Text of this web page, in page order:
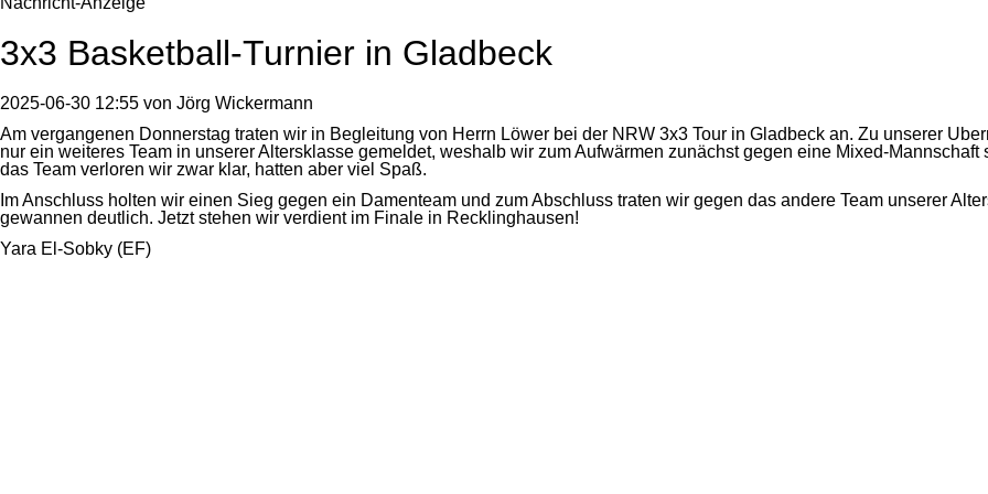
3x3 Basketball-Turnier in Gladbeck
2025-06-30 12:55 von Jörg Wickermann
Am vergangenen Donnerstag traten wir in Begleitung von Herrn Löwer bei der NRW 3x3 Tour in Gladbeck an. Zu unserer
nur ein weiteres Team in unserer Altersklasse gemeldet, weshalb wir zum Aufwärmen zunächst gegen eine Mixed-Mannschaft
das Team verloren wir zwar klar, hatten aber viel Spaß.
Im Anschluss holten wir einen Sieg gegen ein Damenteam und zum Abschluss traten wir gegen das andere Team unserer
gewannen deutlich. Jetzt stehen wir verdient im Finale in Recklinghausen!
Yara El-Sobky (EF)